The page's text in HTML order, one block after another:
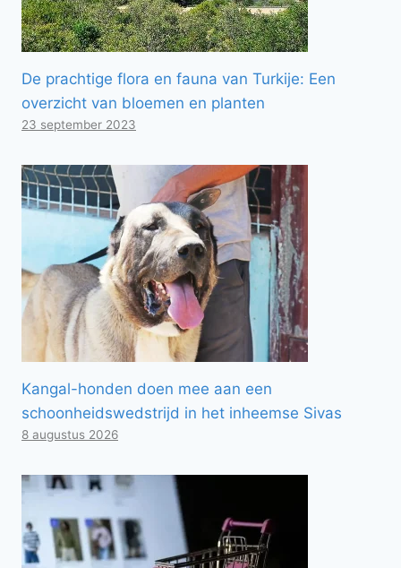
De prachtige flora en fauna van Turkije: Een
overzicht van bloemen en planten
23 september 2023
Kangal-honden doen mee aan een
schoonheidswedstrijd in het inheemse Sivas
8 augustus 2026